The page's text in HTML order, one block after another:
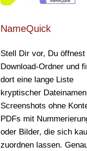
NameQuick
Stell Dir vor, Du öffnest
Download-Ordner und
dort eine lange Liste
kryptischer
Screenshots ohne
PDFs mit
oder Bilder, die sich
zuordnen lassen.